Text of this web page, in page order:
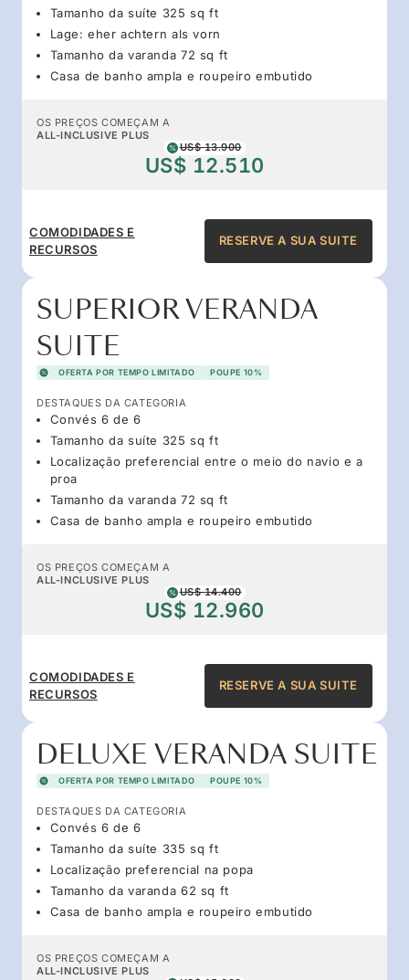
Tamanho da suíte 325 sq ft
Lage: eher achtern als vorn
Tamanho da varanda 72 sq ft
Casa de banho ampla e roupeiro embutido
OS PREÇOS COMEÇAM A
ALL-INCLUSIVE PLUS
US$ 13.900
US$ 12.510
COMODIDADES E
RECURSOS
RESERVE A SUA SUITE
SUPERIOR VERANDA
SUITE
OFERTA POR TEMPO LIMITADO POUPE 10%
DESTAQUES DA CATEGORIA
Convés 6 de 6
Tamanho da suíte 325 sq ft
Localização preferencial entre o meio do navio e a
proa
Tamanho da varanda 72 sq ft
Casa de banho ampla e roupeiro embutido
OS PREÇOS COMEÇAM A
ALL-INCLUSIVE PLUS
US$ 14.400
US$ 12.960
COMODIDADES E
RECURSOS
RESERVE A SUA SUITE
DELUXE VERANDA SUITE
OFERTA POR TEMPO LIMITADO POUPE 10%
DESTAQUES DA CATEGORIA
Convés 6 de 6
Tamanho da suíte 335 sq ft
Localização preferencial na popa
Tamanho da varanda 62 sq ft
Casa de banho ampla e roupeiro embutido
OS PREÇOS COMEÇAM A
ALL-INCLUSIVE PLUS